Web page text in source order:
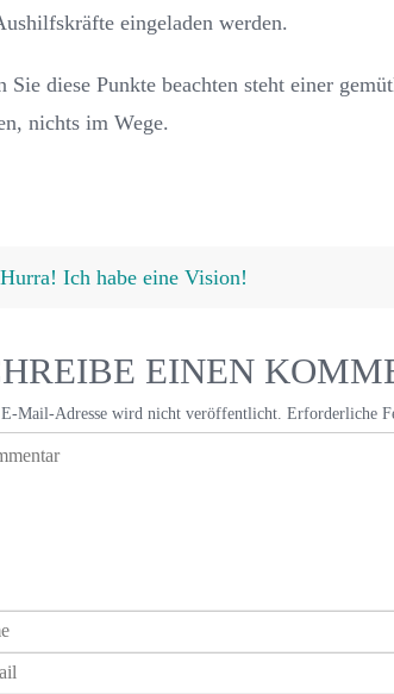
eingeladen werden.
Sie diese Punkte beachten steht einer
nichts im Wege.
Hurra! Ich habe eine Vision!
EINEN
Mail-Adresse wird nicht veröffentlicht. Erforderliche